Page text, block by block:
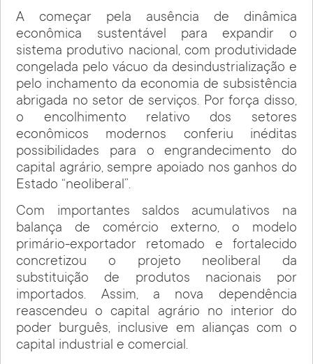
A começar pela ausência de dinâmica
econômica sustentável para expandir o
sistema produtivo nacional, com produtividade
congelada pelo vácuo da desindustrialização e
pelo inchamento da economia de subsistência
abrigada no setor de serviços. Por força disso,
o encolhimento relativo dos setores
econômicos modernos conferiu inéditas
possibilidades para o engrandecimento do
capital agrário, sempre apoiado nos ganhos do
Estado “neoliberal”.
Com importantes saldos acumulativos na
balança de comércio externo, o modelo
primário-exportador retomado e fortalecido
concretizou o projeto neoliberal da
substituição de produtos nacionais por
importados. Assim, a nova dependência
reascendeu o capital agrário no interior do
poder burguês, inclusive em alianças com o
capital industrial e comercial.